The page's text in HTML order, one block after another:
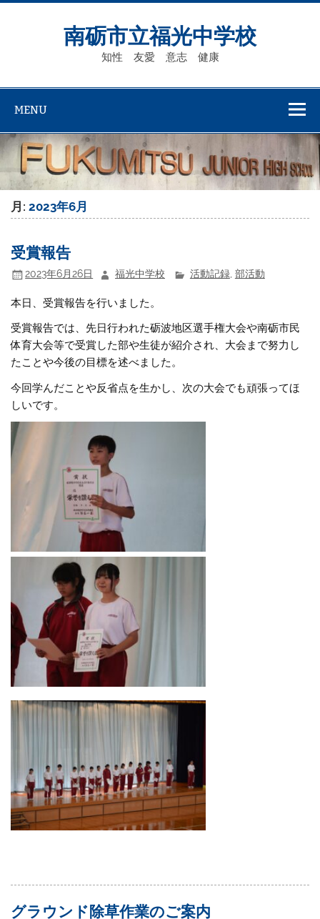
Skip
南砺市立福光中学校
知性 友愛 意志 健康
MENU
月:2023年6月
受賞報告
2023年6月26日 福光中学校 活動記録, 部活動
本日、受賞報告を行いました。
受賞報告では、先日行われた砺波地区選手権大会や南砺市民
体育大会等で受賞した部や生徒が紹介され、大会まで努力し
たことや今後の目標を述べました。
今回学んだことや反省点を生かし、次の大会でも頑張ってほ
しいです。
グラウンド除草作業のご案内